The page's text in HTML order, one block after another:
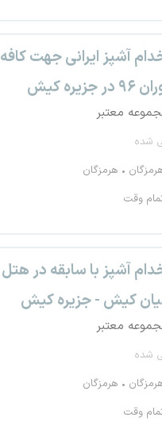
آشپز ایرانی جهت کافه
کیش
معتبر
شده
هرمزگان
وقت
آشپز با سابقه در هتل
کیش - جزیره کیش
معتبر
شده
هرمزگان
وقت